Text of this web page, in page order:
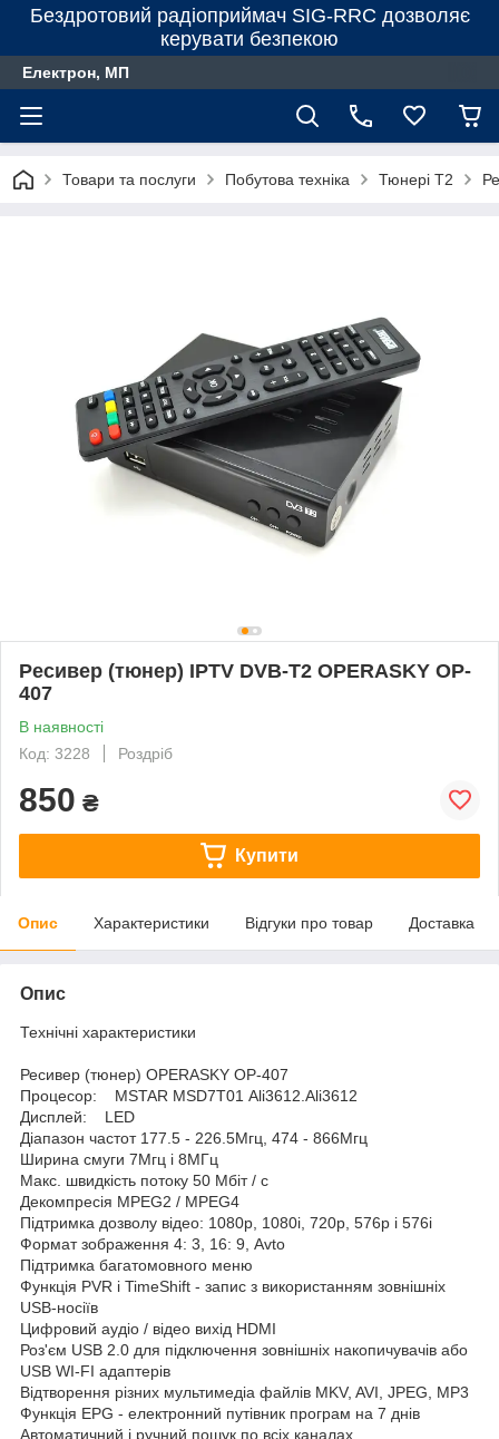
Бездротовий радіоприймач SIG-RRC дозволяє
керувати безпекою
Електрон, МП
Товари та послуги Побутова техніка Тюнері Т2
Ресивер (тюнер) IPTV DVB-T2 OPERASKY OP-
407
В наявності
Код: 3228
Роздріб
850 ₴
Купити
Опис Характеристики Відгуки про товар Доставка
Опис
Технічні характеристики
Ресивер (тюнер) OPERASKY OP-407
Процесор: MSTAR MSD7Т01 Ali3612.Ali3612
Дисплей: LED
Діапазон частот 177.5 - 226.5Мгц, 474 - 866Мгц
Ширина смуги 7Мгц і 8МГц
Макс. швидкість потоку 50 Мбіт / с
Декомпресія MPEG2 / MPEG4
Підтримка дозволу відео: 1080p, 1080i, 720p, 576p і 576i
Формат зображення 4: 3, 16: 9, Avto
Підтримка багатомовного меню
Функція PVR і TimeShift - запис з використанням зовнішніх
USB-носіїв
Цифровий аудіо / відео вихід HDMI
Роз'єм USB 2.0 для підключення зовнішніх накопичувачів або
USB WI-FI адаптерів
Відтворення різних мультимедіа файлів MKV, AVI, JPEG, MP3
Функція EPG - електронний путівник програм на 7 днів
Автоматичний і ручний пошук по всіх каналах